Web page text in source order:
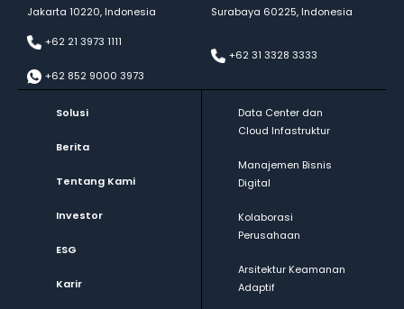
Jakarta 10220, Indonesia
+62 21 3973 1111
+62 852 9000 3973
Surabaya 60225, Indonesia
+62 31 3328 3333
Solusi
Berita
Tentang Kami
Investor
ESG
Karir
Data Center dan
Cloud Infastruktur
Manajemen Bisnis
Digital
Kolaborasi
Perusahaan
Arsitektur Keamanan
Adaptif